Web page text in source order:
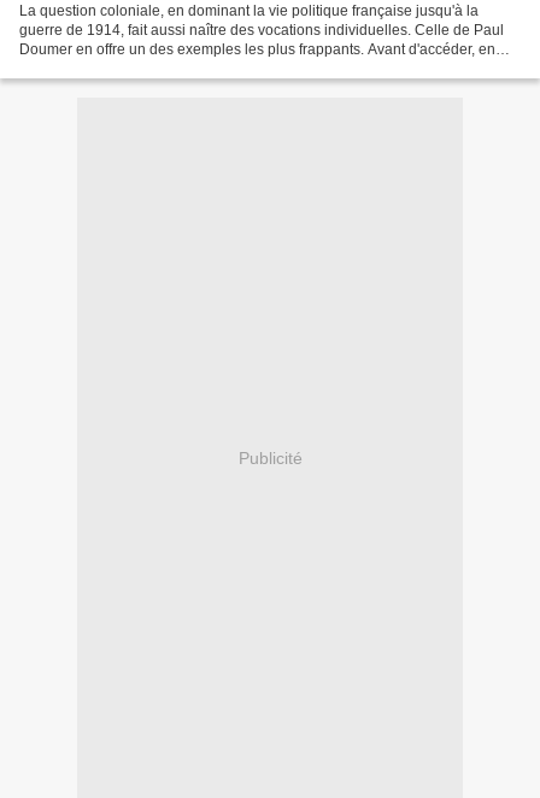
La question coloniale, en dominant la vie politique française jusqu'à la
guerre de 1914, fait aussi naître des vocations individuelles. Celle de Paul
Doumer en offre un des exemples les plus frappants. Avant d'accéder, en
Publicité